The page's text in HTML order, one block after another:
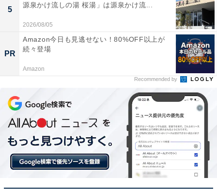
5
源泉かけ流しの湯 桜湯」は源泉かけ流...
2026/08/05
PR
Amazon今日も見逃せない！80%OFF以上が
続々登場
Amazon
Recommended by